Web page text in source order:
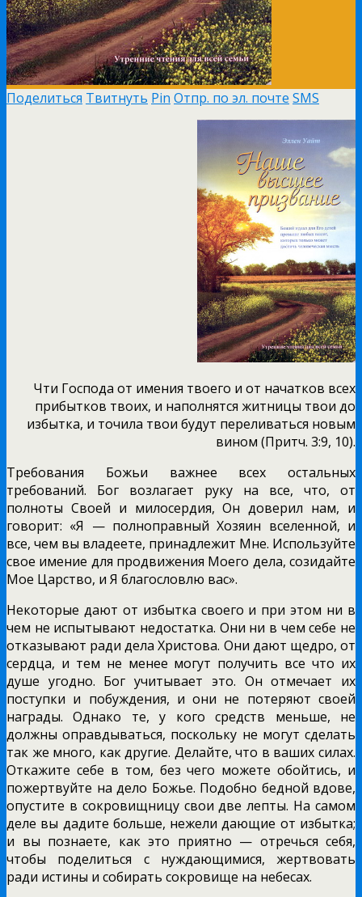
Поделиться Твитнуть Pin Отпр. по эл. почте SMS
Чти Господа от имения твоего и от начатков всех
прибытков твоих, и наполнятся житницы твои до
избытка, и точила твои будут переливаться новым
вином (Притч. 3:9, 10).
Требования Божьи важнее всех остальных
требований. Бог возлагает руку на все, что, от
полноты Своей и милосердия, Он доверил нам, и
говорит: «Я — полноправный Хозяин вселенной, и
все, чем вы владеете, принадлежит Мне. Используйте
свое имение для продвижения Моего дела, созидайте
Мое Царство, и Я благословлю вас».
Некоторые дают от избытка своего и при этом ни в
чем не испытывают недостатка. Они ни в чем себе не
отказывают ради дела Христова. Они дают щедро, от
сердца, и тем не менее могут получить все что их
душе угодно. Бог учитывает это. Он отмечает их
поступки и побуждения, и они не потеряют своей
награды. Однако те, у кого средств меньше, не
должны оправдываться, поскольку не могут сделать
так же много, как другие. Делайте, что в ваших силах.
Откажите себе в том, без чего можете обойтись, и
пожертвуйте на дело Божье. Подобно бедной вдове,
опустите в сокровищницу свои две лепты. На самом
деле вы дадите больше, нежели дающие от избытка;
и вы познаете, как это приятно — отречься себя,
чтобы поделиться с нуждающимися, жертвовать
ради истины и собирать сокровище на небесах.